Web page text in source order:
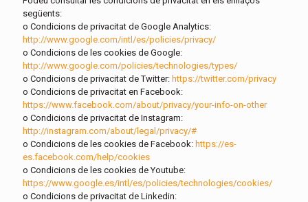
següents:
o Condicions de privacitat de Google Analytics:
http://www.google.com/intl/es/policies/privacy/
o Condicions de les cookies de Google:
http://www.google.com/policies/technologies/types/
o Condicions de privacitat de Twitter: https://twitter.com/privacy
o Condicions de privacitat en Facebook:
https://www.facebook.com/about/privacy/your-info-on-other
o Condicions de privacitat de Instagram:
http://instagram.com/about/legal/privacy/#
o Condicions de les cookies de Facebook: https://es-
es.facebook.com/help/cookies
o Condicions de les cookies de Youtube:
https://www.google.es/intl/es/policies/technologies/cookies/
o Condicions de privacitat de Linkedin: